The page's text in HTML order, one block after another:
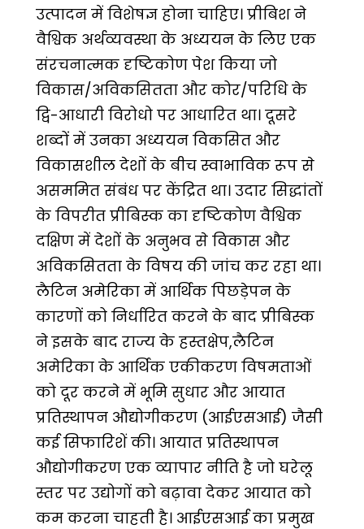
उत्पादन में विशेषज्ञ होना चाहिए। प्रीबिश ने
वैश्विक अर्थव्यवस्था के अध्ययन के लिए एक
संरचनात्मक दृष्टिकोण पेश किया जो
विकास/अविकसितता और कोर/परिधि के
द्वि-आधारी विरोधो पर आधारित था। दूसरे
शब्दों में उनका अध्ययन विकसित और
विकासशील देशों के बीच स्वाभाविक रूप से
असममित संबंध पर केंद्रित था। उदार सिद्धांतों
के विपरीत प्रीबिस्क का दृष्टिकोण वैश्विक
दक्षिण में देशों के अनुभव से विकास और
अविकसितता के विषय की जांच कर रहा था।
लैटिन अमेरिका में आर्थिक पिछड़ेपन के
कारणों को निर्धारित करने के बाद प्रीबिस्क
ने इसके बाद राज्य के हस्तक्षेप,लैटिन
अमेरिका के आर्थिक एकीकरण विषमताओं
को दूर करने में भूमि सुधार और आयात
प्रतिस्थापन औद्योगीकरण (आईएसआई) जैसी
कई सिफारिशें की। आयात प्रतिस्थापन
औद्योगीकरण एक व्यापार नीति है जो घरेलू
स्तर पर उद्योगों को बढ़ावा देकर आयात को
कम करना चाहती है। आईएसआई का प्रमुख